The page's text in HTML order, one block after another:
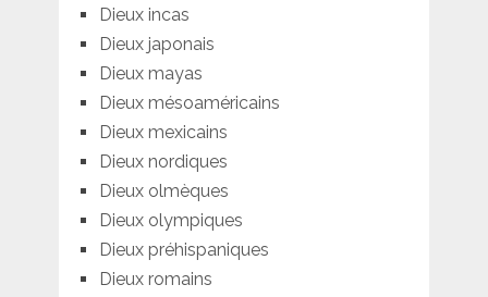
Dieux incas
Dieux japonais
Dieux mayas
Dieux mésoaméricains
Dieux mexicains
Dieux nordiques
Dieux olmèques
Dieux olympiques
Dieux préhispaniques
Dieux romains